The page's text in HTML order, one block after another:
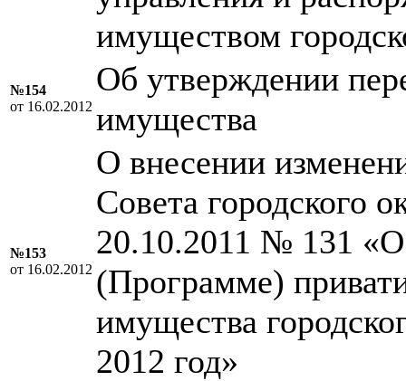
имуществом
№154
от 16.02.2012
Об утверждении
имущества
№153
от 16.02.2012
О внесении
Совета городского
20.10.2011 № 131
(Программе)
имущества
2012 год»